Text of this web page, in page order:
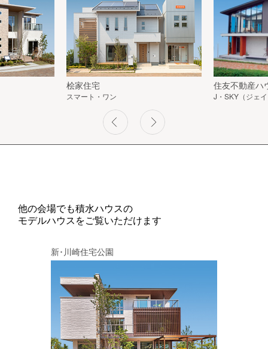
桧家住宅
スマート・ワン
住友不動産ハ
J・SKY（ジェ
他の会場でも積水ハウスの
モデルハウスをご覧いただけます
新･川崎住宅公園